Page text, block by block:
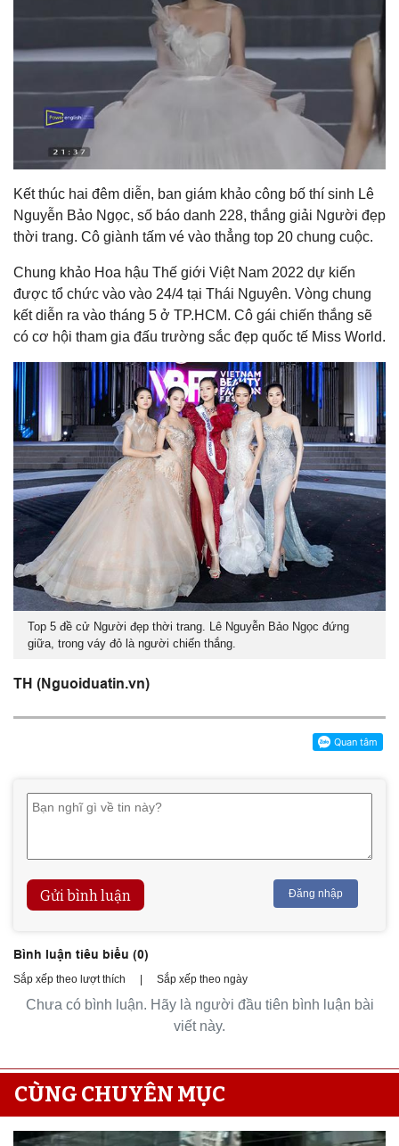
Kết thúc hai đêm diễn, ban giám khảo công bố thí sinh Lê
Nguyễn Bảo Ngọc, số báo danh 228, thắng giải Người đẹp
thời trang. Cô giành tấm vé vào thẳng top 20 chung cuộc.
Chung khảo Hoa hậu Thế giới Việt Nam 2022 dự kiến
được tổ chức vào vào 24/4 tại Thái Nguyên. Vòng chung
kết diễn ra vào tháng 5 ở TP.HCM. Cô gái chiến thắng sẽ
có cơ hội tham gia đấu trường sắc đẹp quốc tế Miss World.
Top 5 đề cử Người đẹp thời trang. Lê Nguyễn Bảo Ngọc đứng
giữa, trong váy đỏ là người chiến thắng.
TH (Nguoiduatin.vn)
Gửi bình luận Đăng nhập
Bình luận tiêu biểu (0)
Sắp xếp theo lượt thích | Sắp xếp theo ngày
Chưa có bình luận. Hãy là người đầu tiên bình luận bài
viết này.
CÙNG CHUYÊN MỤC